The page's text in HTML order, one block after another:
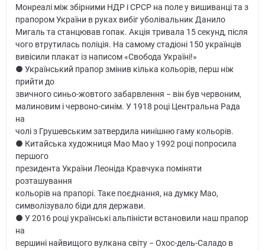
Монреалі між збірними НДР і СРСР на поле у вишиванці та з
прапором України в руках вибіг уболівальник Данило
Мигаль та станцював гопак. Акція тривала 15 секунд, після
чого втрутилась поліція. На самому стадіоні 150 українців
вивісили плакат із написом «Свобода Україні!»
● Український прапор змінив кілька кольорів, перш ніж
прийти до
звичного синьо-жовтого забарвлення − він був червоним,
малиновим і червоно-синім. У 1918 році Центральна Рада
на
чолі з Грушевським затвердила нинішню гаму кольорів.
● Китайська художниця Мао Мао у 1992 році попросила
першого
президента України Леоніда Кравчука поміняти
розташування
кольорів на прапорі. Таке поєднання, на думку Мао,
символізувало біди для держави.
● У 2016 році українські альпіністи встановили наш прапор
на
вершині найвищого вулкана світу − Охос-дель-Саладо в